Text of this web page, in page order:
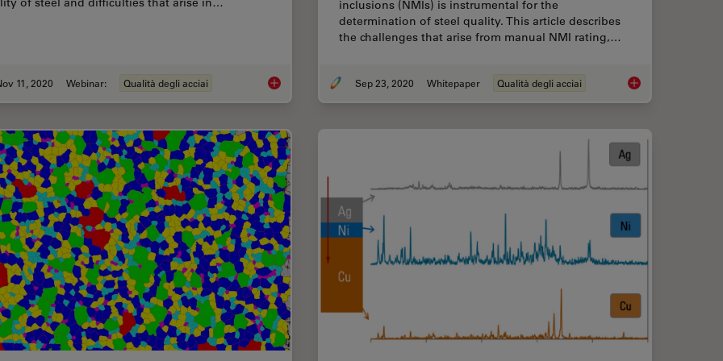
11, 2020 Webinar: Qualità degli acciai How to Conduct Standard-Compliant Analysis of Non-Metallic Inclusions in Steel
inclusions (NMIs) is instrumental for the
determination of steel quality. This article describes
the challenges that arise from manual NMI rating,…
Sep 23, 2020 Whitepaper Qualità degli acciai Challenges Faced